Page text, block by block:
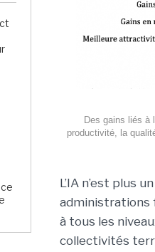
Des gains liés à
productivité, la
L’IA n’est plus
administrations
à tous les
collectivités